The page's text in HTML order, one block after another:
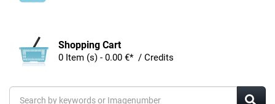
Shopping Cart
0 Item (s) - 0.00 €* / Credits